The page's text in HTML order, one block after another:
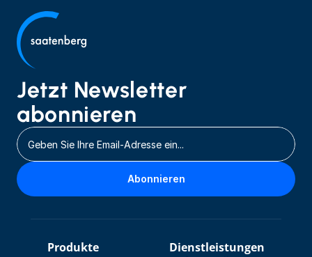
Jetzt Newsletter
abonnieren
Abonnieren
Produkte Dienstleistungen